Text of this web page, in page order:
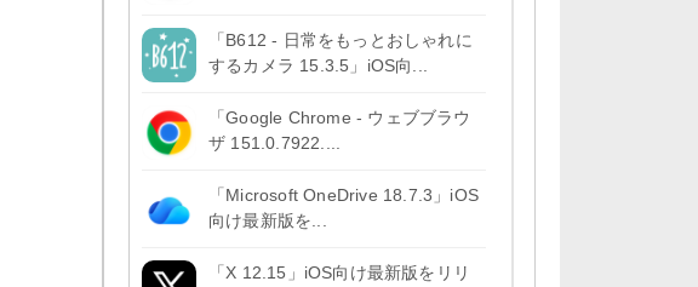
「B612 - 日常をもっとおしゃれに
するカメラ 15.3.5」iOS向...
「Google Chrome - ウェブブラウ
ザ 151.0.7922....
「Microsoft OneDrive 18.7.3」iOS
向け最新版を...
「X 12.15」iOS向け最新版をリリ